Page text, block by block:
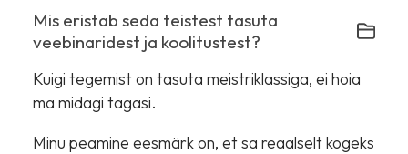
Mis eristab seda teistest tasuta
veebinaridest ja koolitustest?
Kuigi tegemist on tasuta meistriklassiga, ei hoia
ma midagi tagasi.
Minu peamine eesmärk on, et sa reaalselt kogeks